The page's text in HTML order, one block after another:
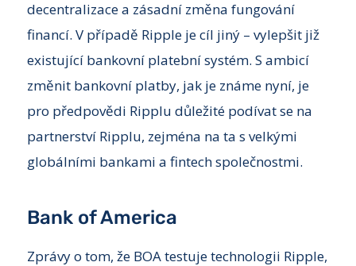
decentralizace a zásadní změna fungování
financí. V případě Ripple je cíl jiný – vylepšit již
existující bankovní platební systém. S ambicí
změnit bankovní platby, jak je známe nyní, je
pro předpovědi Ripplu důležité podívat se na
partnerství Ripplu, zejména na ta s velkými
globálními bankami a fintech společnostmi.
Bank of America
Zprávy o tom, že BOA testuje technologii Ripple,